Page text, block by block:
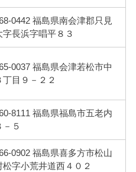
0442 福島県南会津郡只見
字長浜字唱平８３
0037 福島県会津若松市中
丁目９－２２
8111 福島県福島市五老内
－５
0902 福島県喜多方市松山
松字小荒井道西４０２